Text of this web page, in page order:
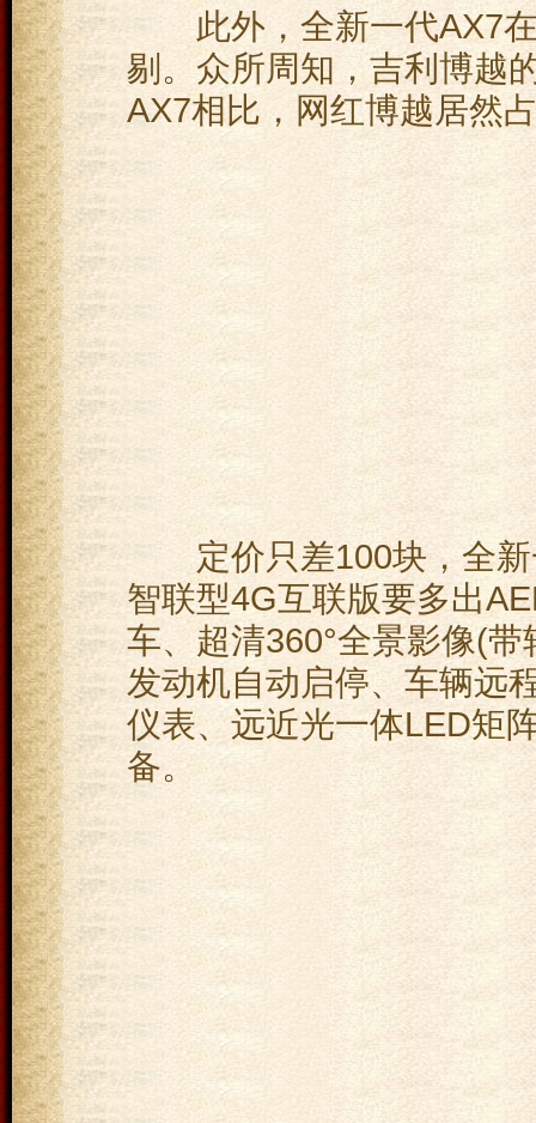
此外，全新一代AX7在
剔。众所周知，吉利博越
AX7相比，网红博越居然
定价只差100块，全新
智联型4G互联版要多出
车、超清360°全景影像(
发动机自动启停、车辆远
仪表、远近光一体LED矩
备。